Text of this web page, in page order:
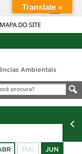
MAPA DO SITE
Simplifique!
à informação
Legislação
Canais
Ambientais
MAI JUN
Translate »